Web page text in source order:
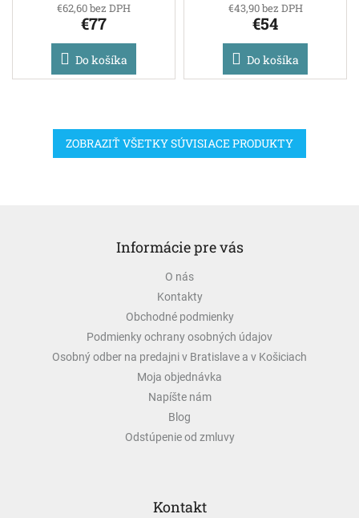
€62,60 bez DPH
€77
Do košíka
€43,90 bez DPH
€54
Do košíka
ZOBRAZIŤ VŠETKY SÚVISIACE PRODUKTY
Informácie pre vás
O nás
Kontakty
Obchodné podmienky
Podmienky ochrany osobných údajov
Osobný odber na predajni v Bratislave a v Košiciach
Moja objednávka
Napíšte nám
Blog
Odstúpenie od zmluvy
Kontakt